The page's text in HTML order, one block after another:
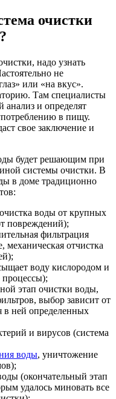
очистки
надо узнать
не
или «на вкус».
Там специалисты
анализ и определят
в пищу.
свое заключение и
будет решающим при
системы очистки. В
в доме традиционно
воды от крупных
повреждений);
фильтрация
механическая отчистка
воду кислородом и
процессы);
этап очистки воды,
выбор зависит от
в ней определенных
и вирусов (система
воды, уничтожение
(окончательный этап
удалось миновать все